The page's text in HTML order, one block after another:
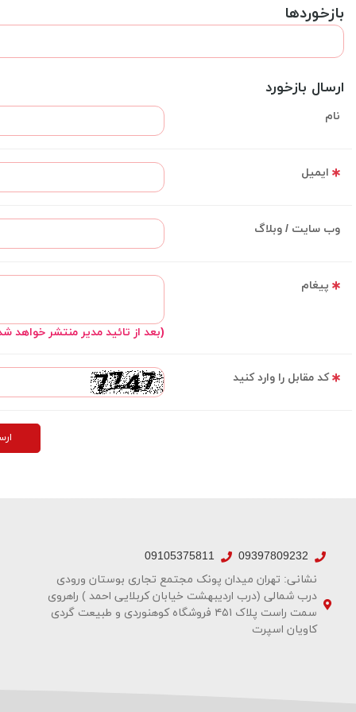
بازخوردها
ارسال بازخورد
نام
ایمیل
وب سایت / وبلاگ
پیغام
(بعد از تائید مدیر منتشر خواهد
کد مقابل را وارد کنید
09397809232
09105375811
نشانی: تهران میدان پونک مجتمع تجاری بوستان ورودی
درب شمالی (درب اردیبهشت خیابان کربلایی احمد ) راهروی
سمت راست پلاک ۴۵۱ فروشگاه کوهنوردی و طبیعت گردی
کاویان اسپرت